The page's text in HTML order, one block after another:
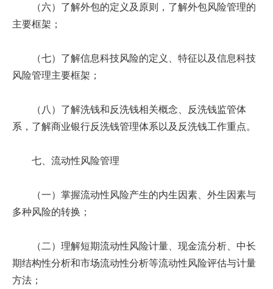
（六）了解外包的定义及原则，了解外包风险管理的
主要框架；
（七）了解信息科技风险的定义、特征以及信息科技
风险管理主要框架；
（八）了解洗钱和反洗钱相关概念、反洗钱监管体
系，了解商业银行反洗钱管理体系以及反洗钱工作重点。
七、流动性风险管理
（一）掌握流动性风险产生的内生因素、外生因素与
多种风险的转换；
（二）理解短期流动性风险计量、现金流分析、中长
期结构性分析和市场流动性分析等流动性风险评估与计量
方法；